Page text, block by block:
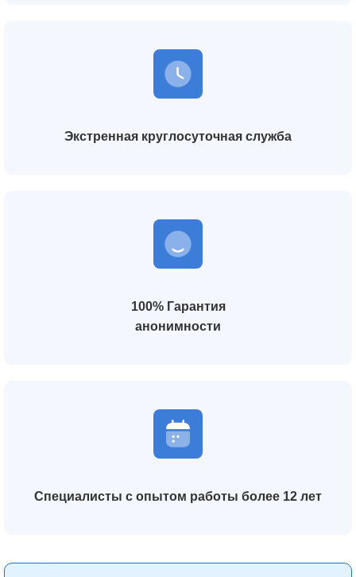
Экстренная круглосуточная служба
100% Гарантия
анонимности
Специалисты с опытом работы более 12 лет